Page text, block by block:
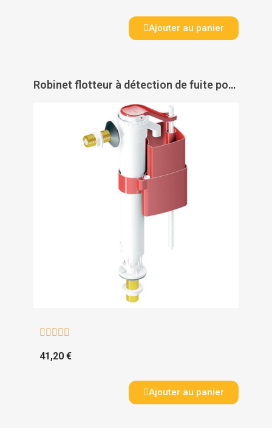
Ajouter au panier
Robinet flotteur à détection de fuite pour collectivité - BEMIS
    
41,20 €
Ajouter au panier